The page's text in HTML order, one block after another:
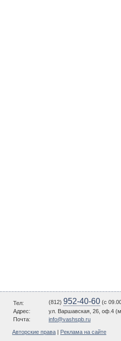
Тел: (812) 952-40-60 (c
Адрес:
ул. Варшавская, 26, оф.4
Почта:
info@vashspb.ru
Авторские права Реклама на сайте